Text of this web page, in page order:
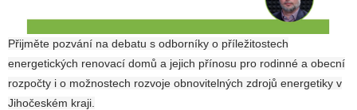
Přijměte pozvání na debatu s odborníky o příležitostech
energetických renovací domů a jejich přínosu pro rodinné a obecní
rozpočty i o možnostech rozvoje obnovitelných zdrojů energetiky v
Jihočeském kraji.